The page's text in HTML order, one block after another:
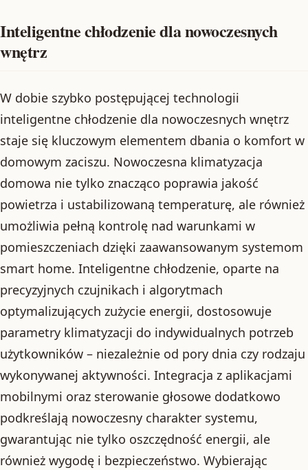
Inteligentne chłodzenie dla nowoczesnych
wnętrz
W dobie szybko postępującej technologii
inteligentne chłodzenie dla nowoczesnych wnętrz
staje się kluczowym elementem dbania o komfort w
domowym zaciszu. Nowoczesna klimatyzacja
domowa nie tylko znacząco poprawia jakość
powietrza i ustabilizowaną temperaturę, ale również
umożliwia pełną kontrolę nad warunkami w
pomieszczeniach dzięki zaawansowanym systemom
smart home. Inteligentne chłodzenie, oparte na
precyzyjnych czujnikach i algorytmach
optymalizujących zużycie energii, dostosowuje
parametry klimatyzacji do indywidualnych potrzeb
użytkowników – niezależnie od pory dnia czy rodzaju
wykonywanej aktywności. Integracja z aplikacjami
mobilnymi oraz sterowanie głosowe dodatkowo
podkreślają nowoczesny charakter systemu,
gwarantując nie tylko oszczędność energii, ale
również wygodę i bezpieczeństwo. Wybierając